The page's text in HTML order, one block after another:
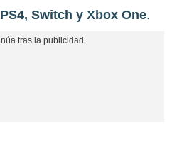
PS4, Switch y Xbox One.